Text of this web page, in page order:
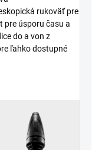
rukoväť pre
pre úsporu času a
do a von z
ľahko dostupné